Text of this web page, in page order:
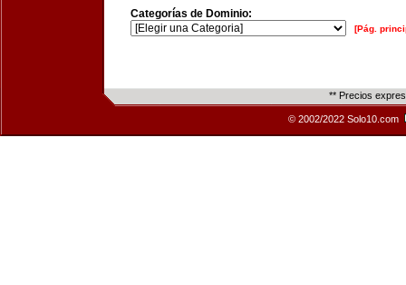
Categorías de Dominio:
[Pág.
** Precios
© 2002/2022 Solo10.com